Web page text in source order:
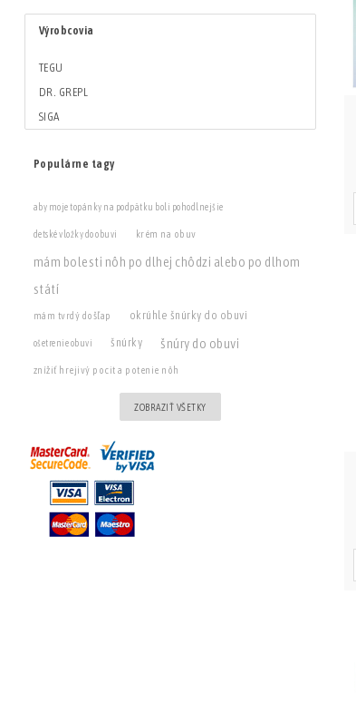
Výrobcovia
TEGU
DR. GREPL
SIGA
Populárne tagy
aby moje topánky na podpätku boli pohodlnejšie
detské vložky do obuvi krém na obuv
mám bolesti nôh po dlhej chôdzi alebo po dlhom
státí
mám tvrdý došľap okrúhle šnúrky do obuvi
ošetrenie obuvi šnúrky šnúry do obuvi
znížiť hrejivý pocit a potenie nôh
ZOBRAZIŤ VŠETKY